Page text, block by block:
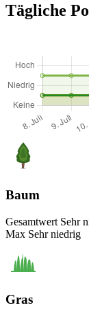
Tägliche
Baum
Gesamtwert Sehr
Max Sehr niedrig
Gras